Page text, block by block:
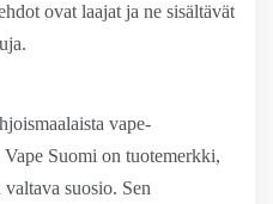
ovat laajat ja ne sisältävät
vape-
Suomi on tuotemerkki,
suosio. Sen